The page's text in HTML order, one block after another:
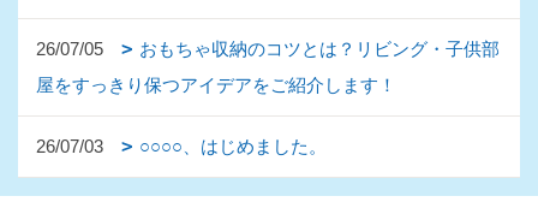
26/07/05
おもちゃ収納のコツとは？リビング・子供部
屋をすっきり保つアイデアをご紹介します！
26/07/03 ○○○○、はじめました。